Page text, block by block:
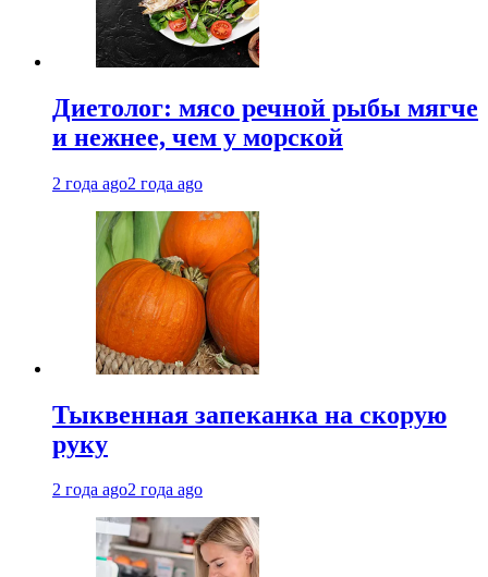
Диетолог: мясо речной рыбы мягче
и нежнее, чем у морской
2 года ago2 года ago
Тыквенная запеканка на скорую
руку
2 года ago2 года ago